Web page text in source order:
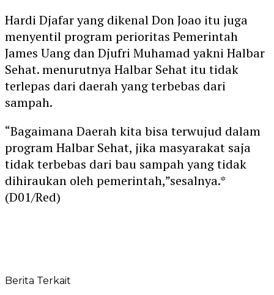
Hardi Djafar yang dikenal Don Joao itu juga
menyentil program perioritas Pemerintah
James Uang dan Djufri Muhamad yakni Halbar
Sehat. menurutnya Halbar Sehat itu tidak
terlepas dari daerah yang terbebas dari
sampah.
“Bagaimana Daerah kita bisa terwujud dalam
program Halbar Sehat, jika masyarakat saja
tidak terbebas dari bau sampah yang tidak
dihiraukan oleh pemerintah,”sesalnya.*
(D01/Red)
Berita Terkait